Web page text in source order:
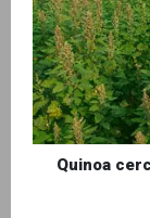
Quinoa